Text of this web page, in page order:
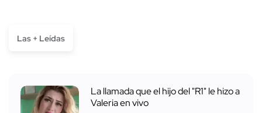
Las + Leídas
La llamada que el hijo del "R1" le hizo a
Valeria en vivo